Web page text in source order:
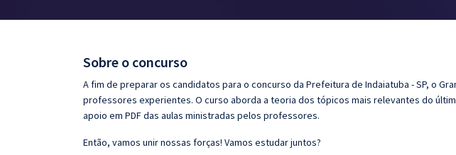
Questões grátis
Sobre o concurso
A fim de preparar os candidatos para o concurso da Prefeitura de Indaiatuba - SP, o
professores experientes. O curso aborda a teoria dos tópicos mais relevantes do
apoio em PDF das aulas ministradas pelos professores.
Então, vamos unir nossas forças! Vamos estudar juntos?